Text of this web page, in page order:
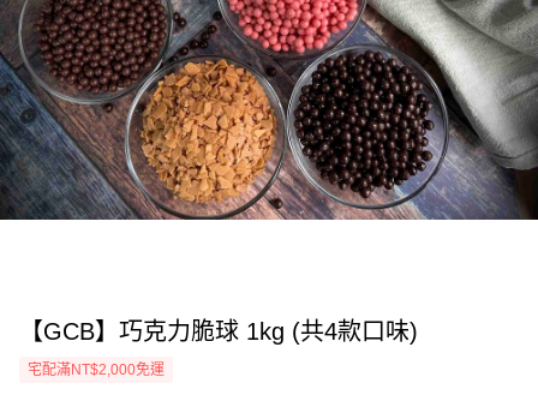
【GCB】巧克力脆球 1kg (共4款口味)
宅配滿NT$2,000免運